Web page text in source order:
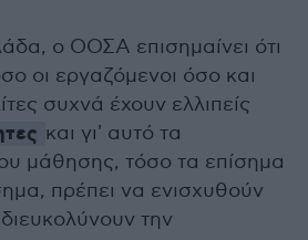
ο ΟΟΣΑ επισημαίνει ότι
οι εργαζόμενοι όσο και
συχνά έχουν ελλιπείς
και γι' αυτό τα
μάθησης, τόσο τα επίσημα
πρέπει να ενισχυθούν
την